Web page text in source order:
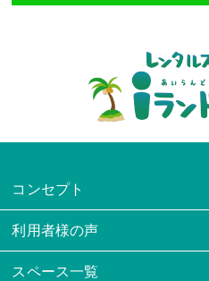
コンセプト
利用者様の声
スペース一覧